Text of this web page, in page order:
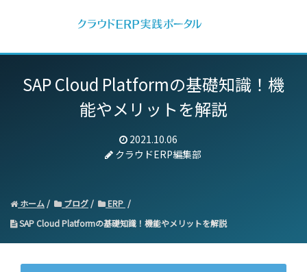
SAP Cloud Platformの基礎知識！機
能やメリットを解説
2021.10.06
クラウドERP編集部
ホーム ブログ
ERP
SAP Cloud Platformの基礎知識！機能やメリットを解説